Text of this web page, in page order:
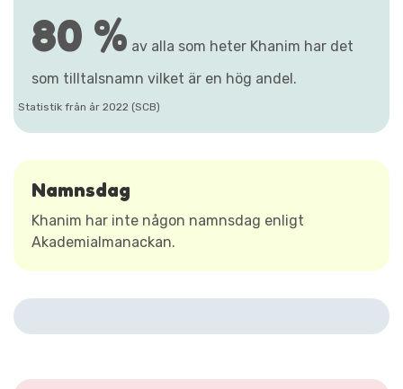
80 % av alla som heter Khanim har det
som tilltalsnamn vilket är en hög andel.
Statistik från år 2022 (SCB)
Namnsdag
Khanim har inte någon namnsdag enligt
Akademialmanackan.